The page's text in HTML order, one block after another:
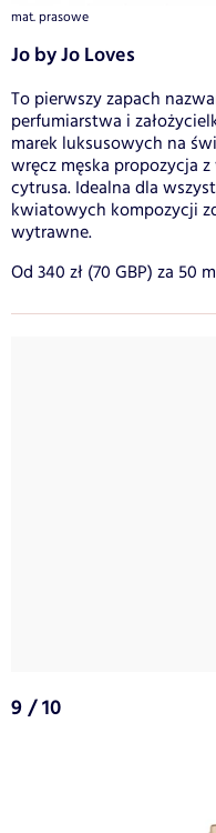
mat. prasowe
Jo by Jo Loves
To pierwszy zapach
perfumiarstwa i
marek luksusowych na
wręcz męska propozycja
cytrusa. Idealna dla
kwiatowych kompozycji
wytrawne.
Od 340 zł (70 GBP) za 50
9 / 10